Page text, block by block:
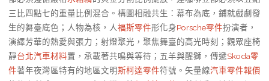
三比四點七的重量比例混合。構圖相融共生：幕布為底，鋪就戲劇發
生的舞臺底色；人物為核，人福斯零件形化身Porsche零件扮演者，
演繹芳華的熱愛與張力；射燈聚光，聚焦舞臺的高光時刻；觀眾座椅
靜台北汽車材料置，承載著共鳴與等待；五羊與醒獅，傳遞Skoda零
件著年夜灣區特有的地區文明斯柯達零件符號。矢量線汽車零件報價